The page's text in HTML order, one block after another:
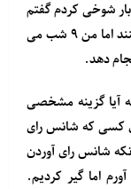
شوخی کردم گفتم
این ها ۹ شب تازه می روند رستوران و لابی می کنند اما من ۹ شب می
دهد.
آیا گزینه مشخصی
کسی که شانس رای
شانس رای آوردن
اما گیر کردیم.